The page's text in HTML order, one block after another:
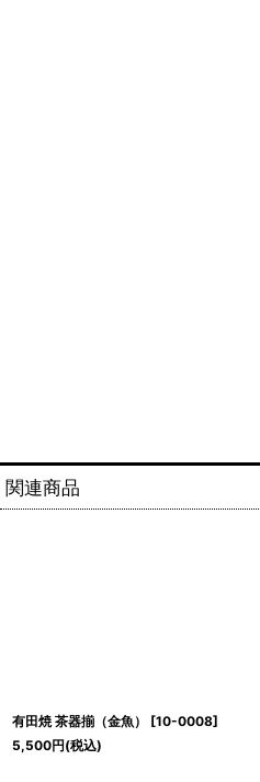
関連商品
有田焼 茶器揃（金魚） [10-0008]
5,500円(税込)